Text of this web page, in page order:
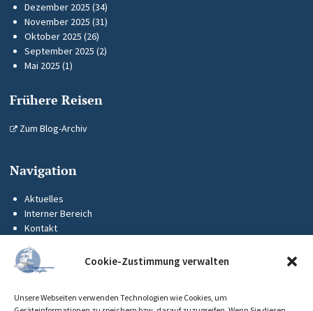
Cookie-Zustimmung verwalten
Unsere Webseiten verwenden Technologien wie Cookies, um
Dezember 2025 (34)
November 2025 (31)
Oktober 2025 (26)
September 2025 (2)
Mai 2025 (1)
Frühere Reisen
Zum Blog-Archiv
Navigation
Aktuelles
Interner Bereich
Kontakt
Impressum
Datenschutz
Cookie-Richtlinie (EU)